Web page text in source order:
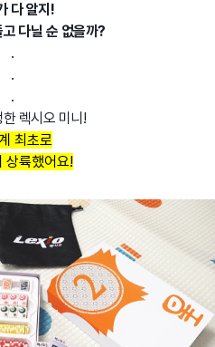
다 알지!
다닐 순 없을까?
.
.
.
렉시오 미니!
최초로
상륙했어요!